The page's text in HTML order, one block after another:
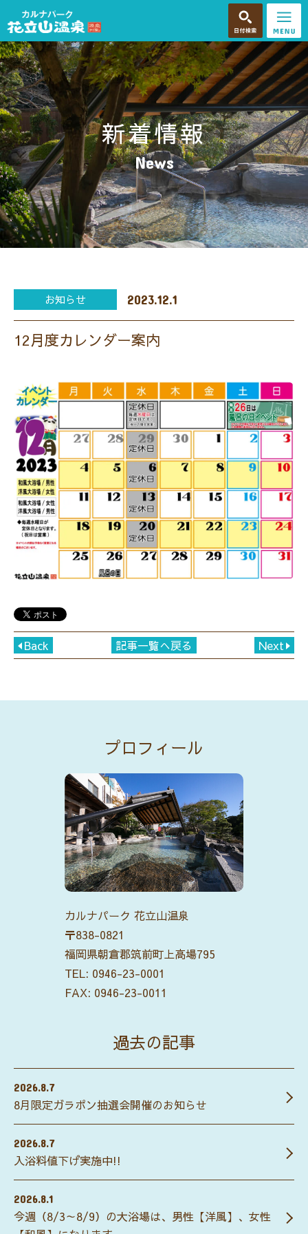
新着情報
News
お知らせ 2023.12.1
12月度カレンダー案内
Back 記事一覧へ戻る Next
プロフィール
カルナパーク 花立山温泉
〒838-0821
福岡県朝倉郡筑前町上高場795
TEL: 0946-23-0001
FAX: 0946-23-0011
過去の記事
2026.8.7
8月限定ガラポン抽選会開催のお知らせ
2026.8.7
入浴料値下げ実施中!!
2026.8.1
今週（8/3～8/9）の大浴場は、男性【洋風】、女性